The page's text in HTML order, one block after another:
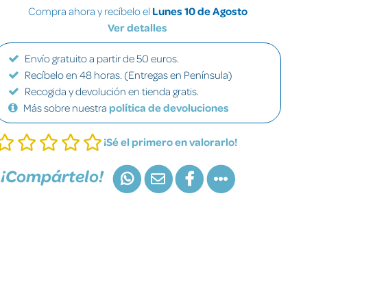
Compra ahora y recíbelo el Lunes 10 de Agosto
Ver detalles
Envío gratuito a partir de 50 euros.
Recíbelo en 48 horas. (Entregas en Península)
Recogida y devolución en tienda gratis.
Más sobre nuestra política de devoluciones
¡Sé el primero en valorarlo!
¡Compártelo!